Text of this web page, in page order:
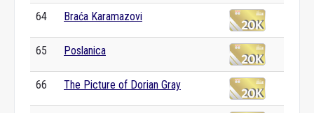
64 Braća Karamazovi
65 Poslanica
66 The Picture of Dorian Gray